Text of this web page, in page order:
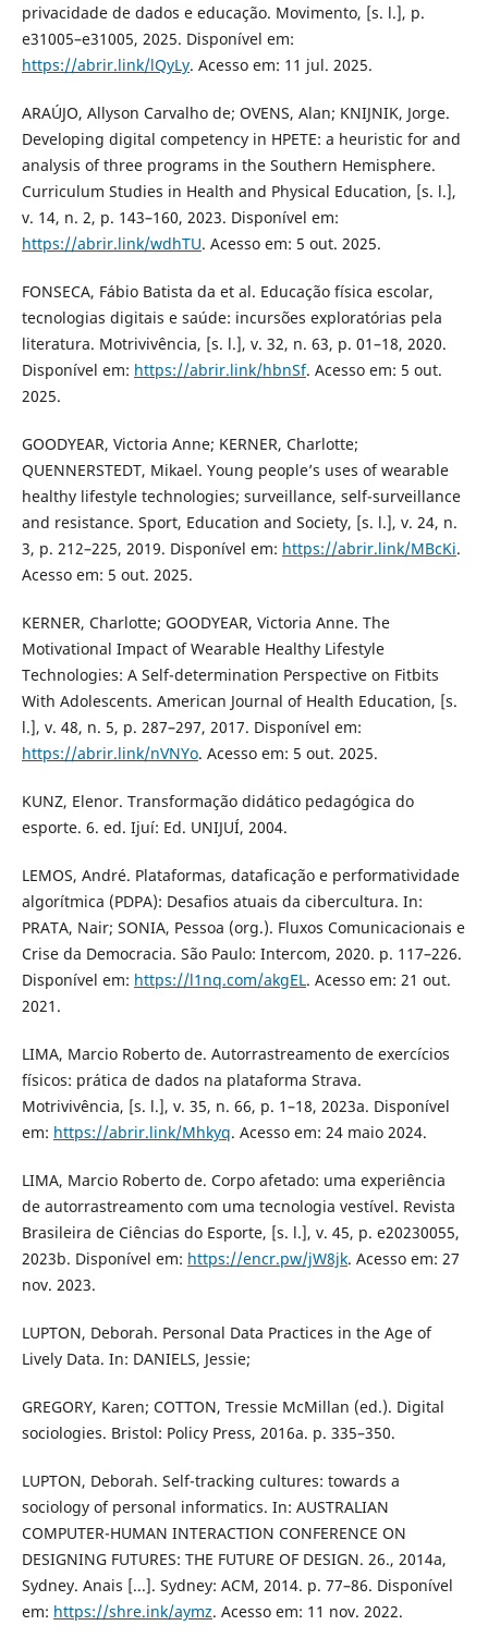
privacidade de dados e educação. Movimento, [s. l.], p.
e31005–e31005, 2025. Disponível em:
https://abrir.link/lQyLy. Acesso em: 11 jul. 2025.
ARAÚJO, Allyson Carvalho de; OVENS, Alan; KNIJNIK, Jorge.
Developing digital competency in HPETE: a heuristic for and
analysis of three programs in the Southern Hemisphere.
Curriculum Studies in Health and Physical Education, [s. l.],
v. 14, n. 2, p. 143–160, 2023. Disponível em:
https://abrir.link/wdhTU. Acesso em: 5 out. 2025.
FONSECA, Fábio Batista da et al. Educação física escolar,
tecnologias digitais e saúde: incursões exploratórias pela
literatura. Motrivivência, [s. l.], v. 32, n. 63, p. 01–18, 2020.
Disponível em: https://abrir.link/hbnSf. Acesso em: 5 out.
2025.
GOODYEAR, Victoria Anne; KERNER, Charlotte;
QUENNERSTEDT, Mikael. Young people’s uses of wearable
healthy lifestyle technologies; surveillance, self-surveillance
and resistance. Sport, Education and Society, [s. l.], v. 24, n.
3, p. 212–225, 2019. Disponível em: https://abrir.link/MBcKi.
Acesso em: 5 out. 2025.
KERNER, Charlotte; GOODYEAR, Victoria Anne. The
Motivational Impact of Wearable Healthy Lifestyle
Technologies: A Self-determination Perspective on Fitbits
With Adolescents. American Journal of Health Education, [s.
l.], v. 48, n. 5, p. 287–297, 2017. Disponível em:
https://abrir.link/nVNYo. Acesso em: 5 out. 2025.
KUNZ, Elenor. Transformação didático pedagógica do
esporte. 6. ed. Ijuí: Ed. UNIJUÍ, 2004.
LEMOS, André. Plataformas, dataficação e performatividade
algorítmica (PDPA): Desafios atuais da cibercultura. In:
PRATA, Nair; SONIA, Pessoa (org.). Fluxos Comunicacionais e
Crise da Democracia. São Paulo: Intercom, 2020. p. 117–226.
Disponível em: https://l1nq.com/akgEL. Acesso em: 21 out.
2021.
LIMA, Marcio Roberto de. Autorrastreamento de exercícios
físicos: prática de dados na plataforma Strava.
Motrivivência, [s. l.], v. 35, n. 66, p. 1–18, 2023a. Disponível
em: https://abrir.link/Mhkyq. Acesso em: 24 maio 2024.
LIMA, Marcio Roberto de. Corpo afetado: uma experiência
de autorrastreamento com uma tecnologia vestível. Revista
Brasileira de Ciências do Esporte, [s. l.], v. 45, p. e20230055,
2023b. Disponível em: https://encr.pw/jW8jk. Acesso em: 27
nov. 2023.
LUPTON, Deborah. Personal Data Practices in the Age of
Lively Data. In: DANIELS, Jessie;
GREGORY, Karen; COTTON, Tressie McMillan (ed.). Digital
sociologies. Bristol: Policy Press, 2016a. p. 335–350.
LUPTON, Deborah. Self-tracking cultures: towards a
sociology of personal informatics. In: AUSTRALIAN
COMPUTER-HUMAN INTERACTION CONFERENCE ON
DESIGNING FUTURES: THE FUTURE OF DESIGN. 26., 2014a,
Sydney. Anais [...]. Sydney: ACM, 2014. p. 77–86. Disponível
em: https://shre.ink/aymz. Acesso em: 11 nov. 2022.